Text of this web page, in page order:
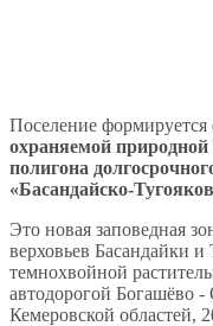
Поселение формируется
охраняемой природной
полигона
«Басандайско-
Это новая заповедная
верховьев Басандайки
темнохвойной
автодорогой Богашёво
Кемеровской областей,